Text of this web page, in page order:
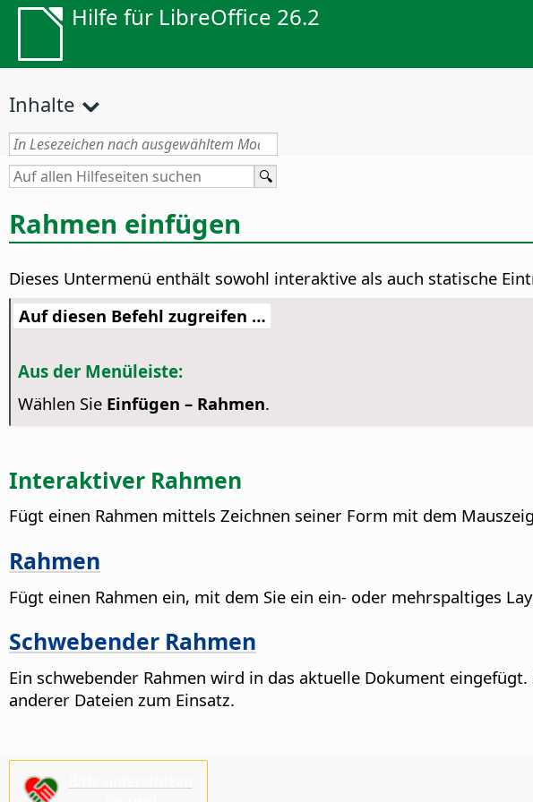
Hilfe für LibreOffice 26.2
Inhalte
Rahmen einfügen
Dieses Untermenü enthält sowohl interaktive als auch statische
Auf diesen Befehl zugreifen …
Aus der Menüleiste:
Wählen Sie Einfügen – Rahmen.
Interaktiver Rahmen
Fügt einen Rahmen mittels Zeichnen seiner Form mit dem
Rahmen
Fügt einen Rahmen ein, mit dem Sie ein ein- oder mehrspaltiges
Schwebender Rahmen
Ein schwebender Rahmen wird in das aktuelle Dokument
anderer Dateien zum Einsatz.